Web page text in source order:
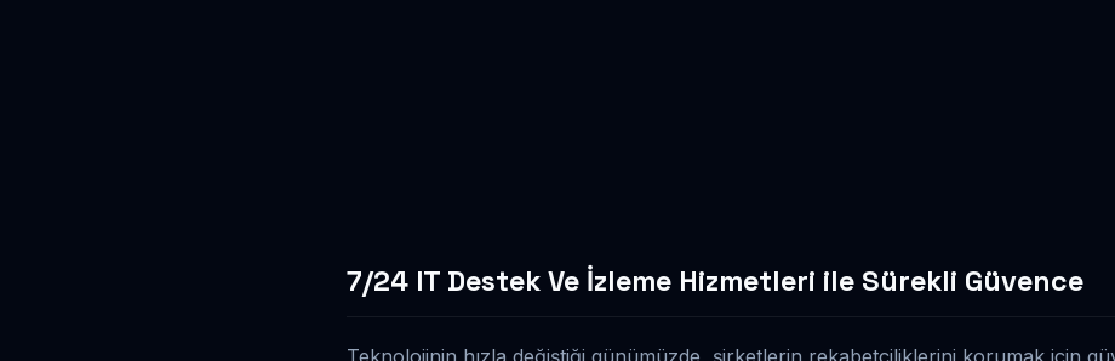
7/24 IT Destek Ve İzleme Hizmetleri ile Sürekli Güvence
Teknolojinin hızla değiştiği günümüzde, şirketlerin rekabetçiliklerini korumak için